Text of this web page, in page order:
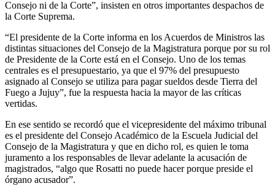
Consejo ni de la Corte”, insisten en otros importantes despachos de
la Corte Suprema.
“El presidente de la Corte informa en los Acuerdos de Ministros las
distintas situaciones del Consejo de la Magistratura porque por su rol
de Presidente de la Corte está en el Consejo. Uno de los temas
centrales es el presupuestario, ya que el 97% del presupuesto
asignado al Consejo se utiliza para pagar sueldos desde Tierra del
Fuego a Jujuy”, fue la respuesta hacia la mayor de las críticas
vertidas.
En ese sentido se recordó que el vicepresidente del máximo tribunal
es el presidente del Consejo Académico de la Escuela Judicial del
Consejo de la Magistratura y que en dicho rol, es quien le toma
juramento a los responsables de llevar adelante la acusación de
magistrados, “algo que Rosatti no puede hacer porque preside el
órgano acusador”.